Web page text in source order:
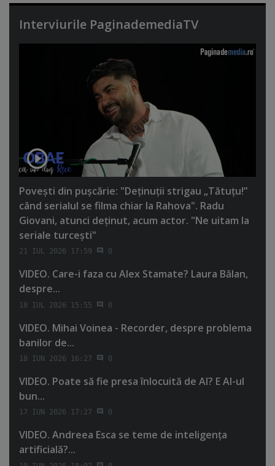
Interviurile PaginademediaTV
Poveşti din puşcărie: "Deţinuţii strigau „Tătuţu!”
când serialul se filma chiar la Rahova". Radu
Giovani, atunci deţinut, acum actor. "Ne uitam la
seriale turceşti"
21 IUL 2026 17:59 0
VIDEO. Care-i faza cu Alex Stamate? Laura Bălan,
despre...
18 IUL 2026 15:55 0
VIDEO. Mihai Voinea - Recorder, despre problema
banilor de...
18 IUN 2026 16:27 0
VIDEO. Poate să fie presa înlocuită de AI? E AI-ul
bun...
17 IUN 2026 17:27 0
VIDEO. Andreea Esca se teme de inteligenţa
artificială?...